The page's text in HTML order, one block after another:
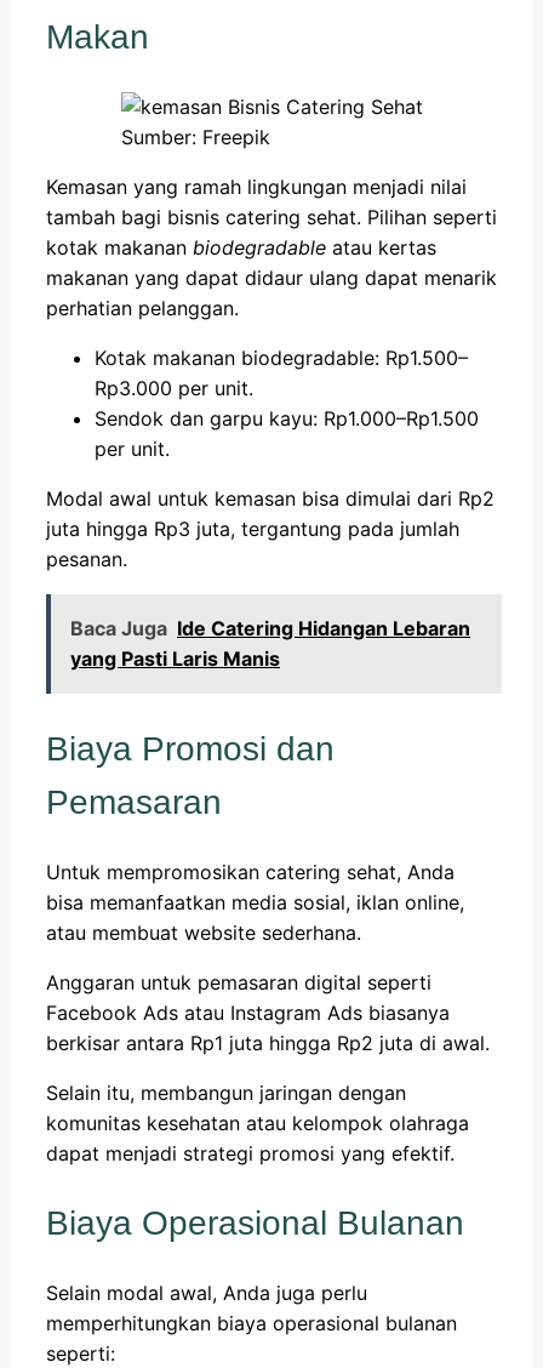
Makan
Sumber: Freepik
Kemasan yang ramah lingkungan menjadi nilai
tambah bagi bisnis catering sehat. Pilihan seperti
kotak makanan biodegradable atau kertas
makanan yang dapat didaur ulang dapat menarik
perhatian pelanggan.
Kotak makanan biodegradable: Rp1.500–
Rp3.000 per unit.
Sendok dan garpu kayu: Rp1.000–Rp1.500
per unit.
Modal awal untuk kemasan bisa dimulai dari Rp2
juta hingga Rp3 juta, tergantung pada jumlah
pesanan.
Baca Juga Ide Catering Hidangan Lebaran
yang Pasti Laris Manis
Biaya Promosi dan
Pemasaran
Untuk mempromosikan catering sehat, Anda
bisa memanfaatkan media sosial, iklan online,
atau membuat website sederhana.
Anggaran untuk pemasaran digital seperti
Facebook Ads atau Instagram Ads biasanya
berkisar antara Rp1 juta hingga Rp2 juta di awal.
Selain itu, membangun jaringan dengan
komunitas kesehatan atau kelompok olahraga
dapat menjadi strategi promosi yang efektif.
Biaya Operasional Bulanan
Selain modal awal, Anda juga perlu
memperhitungkan biaya operasional bulanan
seperti: